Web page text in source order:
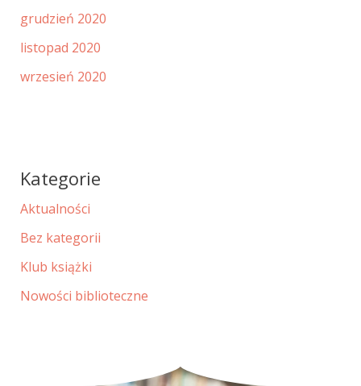
grudzień 2020
listopad 2020
wrzesień 2020
Kategorie
Aktualności
Bez kategorii
Klub książki
Nowości biblioteczne